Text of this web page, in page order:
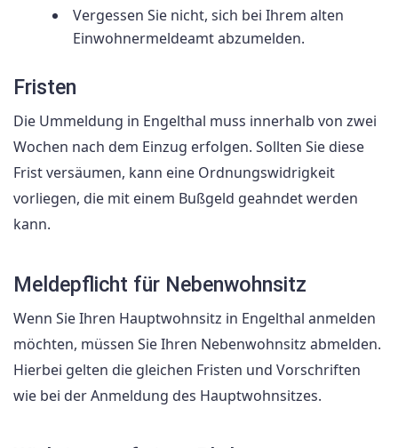
Vergessen Sie nicht, sich bei Ihrem alten
Einwohnermeldeamt abzumelden.
Fristen
Die Ummeldung in Engelthal muss innerhalb von zwei
Wochen nach dem Einzug erfolgen. Sollten Sie diese
Frist versäumen, kann eine Ordnungswidrigkeit
vorliegen, die mit einem Bußgeld geahndet werden
kann.
Meldepflicht für Nebenwohnsitz
Wenn Sie Ihren Hauptwohnsitz in Engelthal anmelden
möchten, müssen Sie Ihren Nebenwohnsitz abmelden.
Hierbei gelten die gleichen Fristen und Vorschriften
wie bei der Anmeldung des Hauptwohnsitzes.